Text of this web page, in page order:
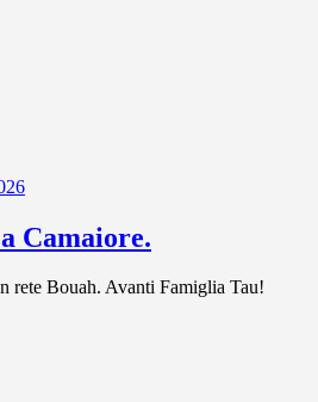
Camaiore.
rete Bouah. Avanti Famiglia Tau!